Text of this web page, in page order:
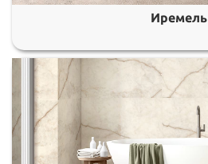
Иремель